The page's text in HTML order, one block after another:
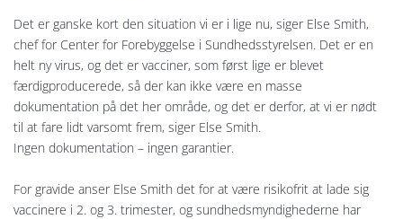
Det er ganske kort den situation vi er i lige nu, siger Else Smith,
chef for Center for Forebyggelse i Sundhedsstyrelsen. Det er en
helt ny virus, og det er vacciner, som først lige er blevet
færdigproducerede, så der kan ikke være en masse
dokumentation på det her område, og det er derfor, at vi er nødt
til at fare lidt varsomt frem, siger Else Smith.
Ingen dokumentation – ingen garantier.
For gravide anser Else Smith det for at være risikofrit at lade sig
vaccinere i 2. og 3. trimester, og sundhedsmyndighederne har